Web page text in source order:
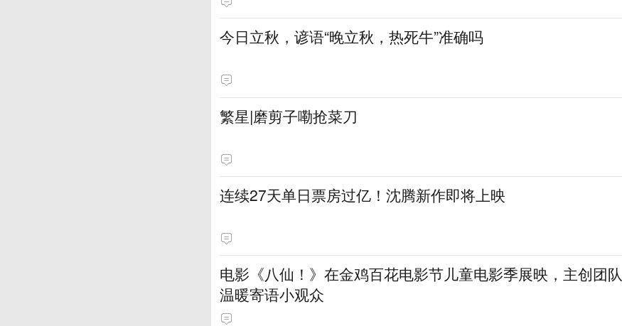
今日立秋，谚语“晚立秋，热死牛”准确吗
繁星|磨剪子嘞抢菜刀
连续27天单日票房过亿！沈腾新作即将上映
电影《八仙！》在金鸡百花电影节儿童电影季展映，主创团队
温暖寄语小观众